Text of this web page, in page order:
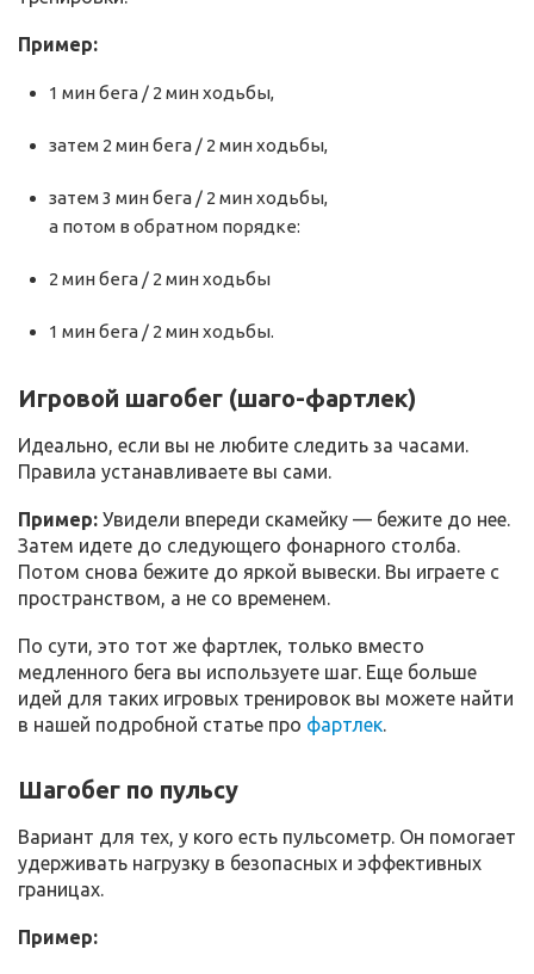
Пример:
1 мин бега / 2 мин ходьбы,
затем 2 мин бега / 2 мин ходьбы,
затем 3 мин бега / 2 мин ходьбы,
а потом в обратном порядке:
2 мин бега / 2 мин ходьбы
1 мин бега / 2 мин ходьбы.
Игровой шагобег (шаго-фартлек)
Идеально, если вы не любите следить за часами.
Правила устанавливаете вы сами.
Пример: Увидели впереди скамейку — бежите до нее.
Затем идете до следующего фонарного столба.
Потом снова бежите до яркой вывески. Вы играете с
пространством, а не со временем.
По сути, это тот же фартлек, только вместо
медленного бега вы используете шаг. Еще больше
идей для таких игровых тренировок вы можете найти
в нашей подробной статье про фартлек.
Шагобег по пульсу
Вариант для тех, у кого есть пульсометр. Он помогает
удерживать нагрузку в безопасных и эффективных
границах.
Пример: